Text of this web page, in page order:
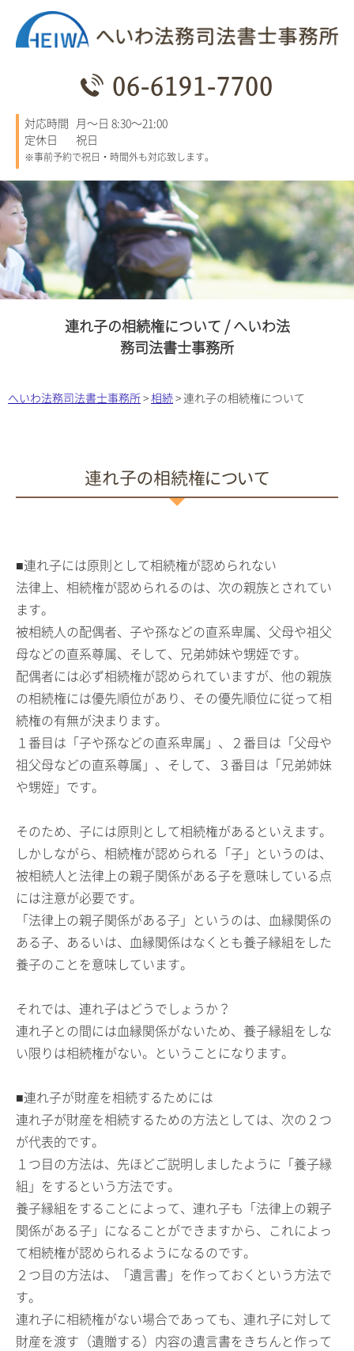
06-6191-7700
対応時間 月～日 8:30～21:00
定休日
祝日
※事前予約で祝日・時間外も対応致します。
連れ子の相続権について / へいわ法
務司法書士事務所
へいわ法務司法書士事務所>相続>連れ子の相続権について
連れ子の相続権について
■連れ子には原則として相続権が認められない
法律上、相続権が認められるのは、次の親族とされてい
ます。
被相続人の配偶者、子や孫などの直系卑属、父母や祖父
母などの直系尊属、そして、兄弟姉妹や甥姪です。
配偶者には必ず相続権が認められていますが、他の親族
の相続権には優先順位があり、その優先順位に従って相
続権の有無が決まります。
１番目は「子や孫などの直系卑属」、２番目は「父母や
祖父母などの直系尊属」、そして、３番目は「兄弟姉妹
や甥姪」です。
そのため、子には原則として相続権があるといえます。
しかしながら、相続権が認められる「子」というのは、
被相続人と法律上の親子関係がある子を意味している点
には注意が必要です。
「法律上の親子関係がある子」というのは、血縁関係の
ある子、あるいは、血縁関係はなくとも養子縁組をした
養子のことを意味しています。
それでは、連れ子はどうでしょうか？
連れ子との間には血縁関係がないため、養子縁組をしな
い限りは相続権がない。ということになります。
■連れ子が財産を相続するためには
連れ子が財産を相続するための方法としては、次の２つ
が代表的です。
１つ目の方法は、先ほどご説明しましたように「養子縁
組」をするという方法です。
養子縁組をすることによって、連れ子も「法律上の親子
関係がある子」になることができますから、これによっ
て相続権が認められるようになるのです。
２つ目の方法は、「遺言書」を作っておくという方法で
す。
連れ子に相続権がない場合であっても、連れ子に対して
財産を渡す（遺贈する）内容の遺言書をきちんと作って